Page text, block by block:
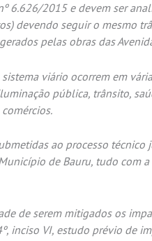
6.626/2015 e devem ser
devendo seguir o mesmo
pelas obras das
viário ocorrem em
pública, trânsito,
ao processo
de Bauru, tudo com
de serem mitigados os
inciso VI, estudo prévio de